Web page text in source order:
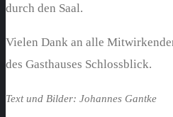
durch den Saal.
Vielen Dank an alle
des Gasthauses Schlossblick.
Text und Bilder: Johannes Gantke